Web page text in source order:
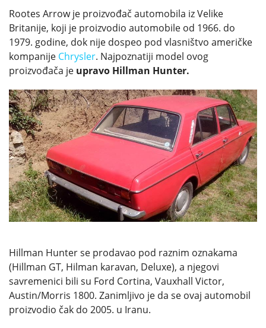
Rootes Arrow je proizvođač automobila iz Velike
Britanije, koji je proizvodio automobile od 1966. do
1979. godine, dok nije dospeo pod vlasništvo američke
kompanije Chrysler. Najpoznatiji model ovog
proizvođača je upravo Hillman Hunter.
Hillman Hunter se prodavao pod raznim oznakama
(Hillman GT, Hilman karavan, Deluxe), a njegovi
savremenici bili su Ford Cortina, Vauxhall Victor,
Austin/Morris 1800. Zanimljivo je da se ovaj automobil
proizvodio čak do 2005. u Iranu.